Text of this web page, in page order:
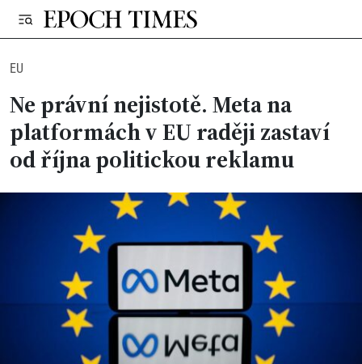
EU
Ne právní nejistotě. Meta na
platformách v EU raději zastaví
od října politickou reklamu